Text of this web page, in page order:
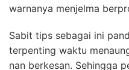
warnanya menjelma
Sabit tips sebagai ini
terpenting waktu
nan berkesan. Sehingga